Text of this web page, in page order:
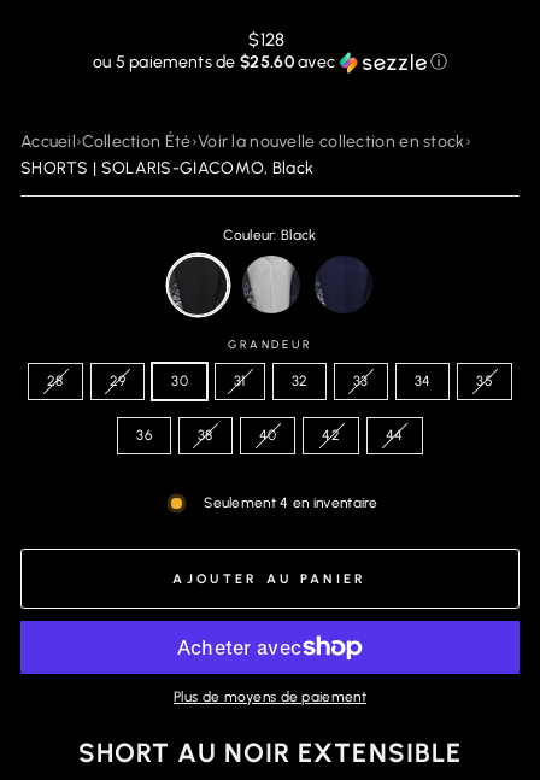
Prix
régulier
$128
ou 5 paiements de$25.60avec ⓘ
Accueil›Collection Été›Voir la nouvelle collection en stock›
SHORTS | SOLARIS-GIACOMO, Black
Couleur: Black
GRANDEUR
28 29 30 31 32 33 34 35
36 38 40 42 44
Seulement 4 en inventaire
AJOUTER AU PANIER
Plus de moyens de paiement
SHORT AU NOIR EXTENSIBLE